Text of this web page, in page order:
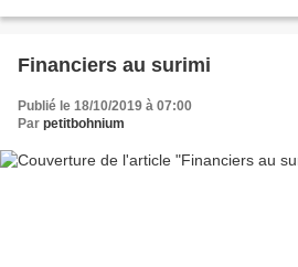
Financiers au surimi
Publié le 18/10/2019 à 07:00
Par petitbohnium